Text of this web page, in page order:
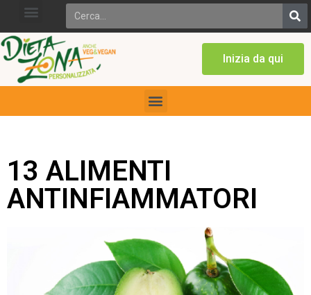
Inizia da qui
13 ALIMENTI
ANTINFIAMMATORI